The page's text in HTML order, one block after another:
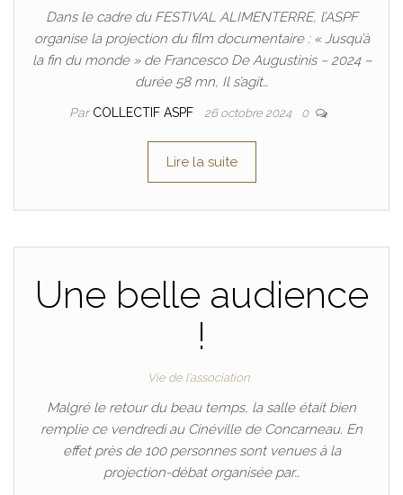
Dans le cadre du FESTIVAL ALIMENTERRE, l’ASPF
organise la projection du film documentaire : « Jusqu’à
la fin du monde » de Francesco De Augustinis – 2024 –
durée 58 mn, Il s’agit…
Par COLLECTIF ASPF 26 octobre 2024 0
Lire la suite
Une belle audience
!
Vie de l'association
Malgré le retour du beau temps, la salle était bien
remplie ce vendredi au Cinéville de Concarneau. En
effet près de 100 personnes sont venues à la
projection-débat organisée par…